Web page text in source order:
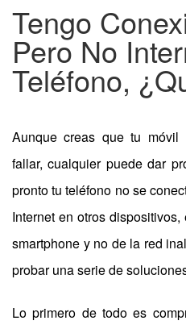
Tengo
Pero No
Teléfono,
Aunque creas que tu móvil
fallar, cualquier puede dar
pronto tu teléfono no se
Internet en otros
smartphone y no de la red
probar una serie de
Lo primero de todo es